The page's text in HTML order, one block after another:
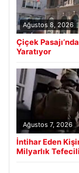
Ağustos 8, 2026
Çiçek
Yaratıyor
Ağustos 7, 2026
İntihar Eden
Milyarlık